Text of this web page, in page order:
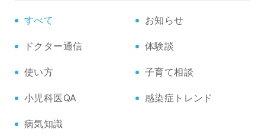
すべて お知らせ
ドクター通信 体験談
使い方 子育て相談
小児科医QA 感染症トレンド
病気知識